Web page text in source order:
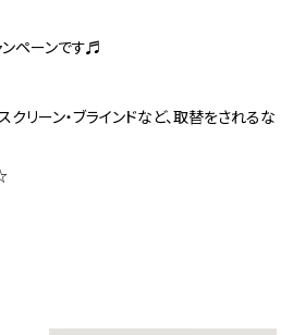
ンペーンです♬
クリーン・ブラインドなど、取替をされるな